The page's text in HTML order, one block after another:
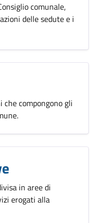
comunale,
delle sedute e i
compongono gli
in aree di
erogati alla